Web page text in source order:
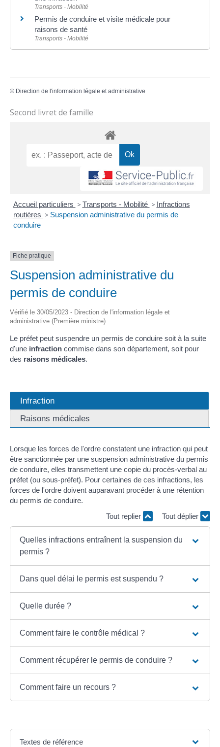
Transports - Mobilité
Permis de conduire et visite médicale pour
raisons de santé
Transports - Mobilité
© Direction de l'information légale et administrative
Second livret de famille
Accueil particuliers > Transports - Mobilité > Infractions
routières > Suspension administrative du permis de
conduire
Fiche pratique
Suspension administrative du
permis de conduire
Vérifié le 30/05/2023 - Direction de l'information légale et
administrative (Première ministre)
Le préfet peut suspendre un permis de conduire soit à la suite
d'une infraction commise dans son département, soit pour
des raisons médicales.
Infraction
Raisons médicales
Lorsque les forces de l'ordre constatent une infraction qui peut
être sanctionnée par une suspension administrative du permis
de conduire, elles transmettent une copie du procès-verbal au
préfet (ou sous-préfet). Pour certaines de ces infractions, les
forces de l'ordre doivent auparavant procéder à une rétention
du permis de conduire.
Tout replier
Tout déplier
Quelles infractions entraînent la suspension du
permis ?
Dans quel délai le permis est suspendu ?
Quelle durée ?
Comment faire le contrôle médical ?
Comment récupérer le permis de conduire ?
Comment faire un recours ?
Textes de référence